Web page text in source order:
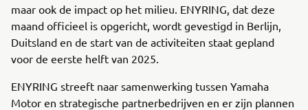
maar ook de impact op het milieu. ENYRING, dat deze
maand officieel is opgericht, wordt gevestigd in Berlijn,
Duitsland en de start van de activiteiten staat gepland
voor de eerste helft van 2025.
ENYRING streeft naar samenwerking tussen Yamaha
Motor en strategische partnerbedrijven en er zijn plannen